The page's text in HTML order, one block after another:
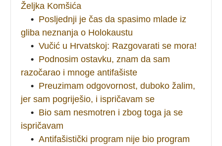
Željka Komšića
• Posljednji je čas da spasimo mlade iz
gliba neznanja o Holokaustu
• Vučić u Hrvatskoj: Razgovarati se mora!
• Podnosim ostavku, znam da sam
razočarao i mnoge antifašiste
• Preuzimam odgovornost, duboko žalim,
jer sam pogriješio, i ispričavam se
• Bio sam nesmotren i zbog toga ja se
ispričavam
• Antifašistički program nije bio program